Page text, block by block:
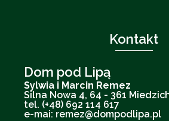
Kontakt
Dom pod Lipą
Sylwia i Marcin Remez
Silna Nowa 4, 64 - 361
tel. (+48) 692 114 617
e-mai: remez@dompodlipa.pl